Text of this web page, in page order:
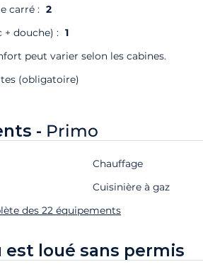
carré : 2
+ douche) : 1
peut varier selon les cabines.
(obligatoire)
- Primo
Chauffage
Cuisinière à gaz
des 22 équipements
est loué sans permis